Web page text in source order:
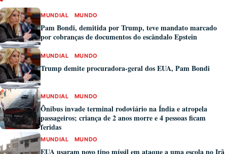
MUNDIAL MUNDO
Pam Bondi, demitida por Trump, teve mandato marcado
por cobranças de documentos do escândalo Epstein
MUNDIAL MUNDO
Trump demite procuradora-geral dos EUA, Pam Bondi
MUNDIAL MUNDO
Ônibus invade terminal rodoviário na Índia e atropela
passageiros; criança de 2 anos morre e 4 pessoas ficam
feridas
MUNDIAL MUNDO
EUA usaram novo tipo míssil em ataque a uma escola no Irã